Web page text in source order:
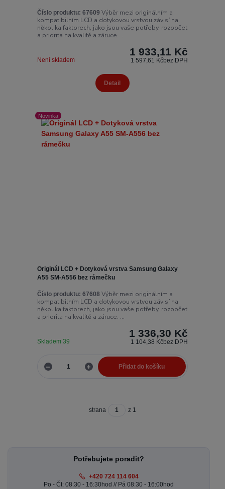
Číslo produktu: 67609 Výběr mezi originálním a
kompatibilním LCD a dotykovou vrstvou závisí na
několika faktorech, jako jsou vaše potřeby, rozpočet
a priorita na kvalitě a záruce. ...
1 933,11 Kč
1 597,61 Kčbez DPH
Není skladem
Detail
Novinka
Originál LCD + Dotyková vrstva Samsung Galaxy
A55 SM-A556 bez rámečku
Číslo produktu: 67608 Výběr mezi originálním a
kompatibilním LCD a dotykovou vrstvou závisí na
několika faktorech, jako jsou vaše potřeby, rozpočet
a priorita na kvalitě a záruce. ...
1 336,30 Kč
1 104,38 Kčbez DPH
Skladem 39
Přidat do košíku
strana z 1
Potřebujete poradit?
+420 724 114 604
Po - Čt: 08:30 - 16:30hod // Pá 08:30 - 16:00hod